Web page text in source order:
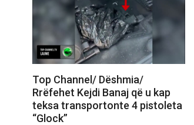
Top Channel/ Dëshmia/
Rrëfehet Kejdi Banaj që u kap
teksa transportonte 4 pistoleta
“Glock”